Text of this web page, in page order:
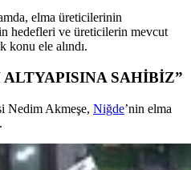
elma üreticilerinin
hedefleri ve üreticilerin mevcut
konu ele alındı.
SAHİBİZ”
Nedim Akmeşe, Niğde’nin elma